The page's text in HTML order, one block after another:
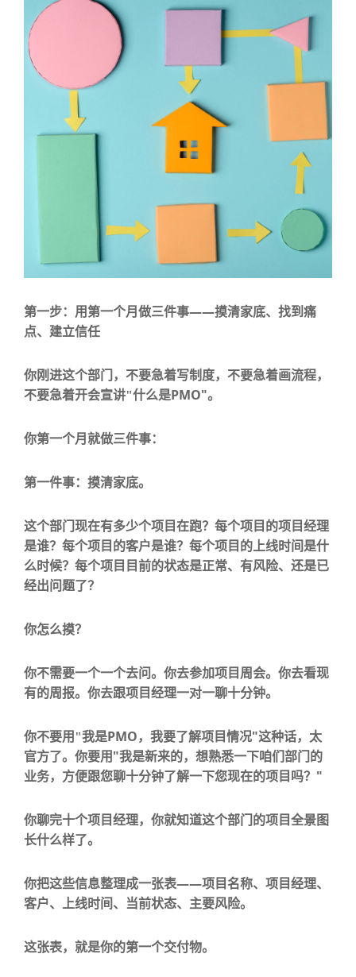
第一步：用第一个月做三件事——摸清家底、找到痛
点、建立信任
你刚进这个部门，不要急着写制度，不要急着画流程，
不要急着开会宣讲"什么是PMO"。
你第一个月就做三件事：
第一件事：摸清家底。
这个部门现在有多少个项目在跑？每个项目的项目经理
是谁？每个项目的客户是谁？每个项目的上线时间是什
么时候？每个项目目前的状态是正常、有风险、还是已
经出问题了？
你怎么摸？
你不需要一个一个去问。你去参加项目周会。你去看现
有的周报。你去跟项目经理一对一聊十分钟。
你不要用 "我是PMO，我要了解项目情况"这种话，太
官方了。你要用 "我是新来的，想熟悉一下咱们部门的
业务，方便跟您聊十分钟了解一下您现在的项目吗？ "
你聊完十个项目经理，你就知道这个部门的项目全景图
长什么样了。
你把这些信息整理成一张表——项目名称、项目经理、
客户、上线时间、当前状态、主要风险。
这张表，就是你的第一个交付物。